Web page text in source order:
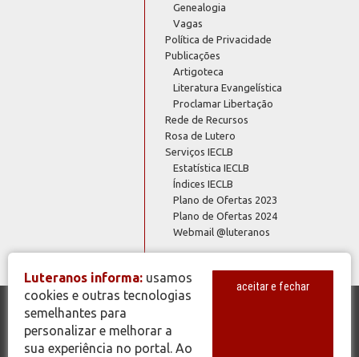
Genealogia
Vagas
Política de Privacidade
Publicações
Artigoteca
Literatura Evangelística
Proclamar Libertação
Rede de Recursos
Rosa de Lutero
Serviços IECLB
Estatística IECLB
Índices IECLB
Plano de Ofertas 2023
Plano de Ofertas 2024
Webmail @luteranos
© Copyright 2026 - Todos os Direitos Reservados - IECLB - Igreja
Evangélica de Confissão Luterana no Brasil - Portal Luteranos -
www.luteranos.com.br
Luteranos informa: usamos
cookies e outras tecnologias
semelhantes para
personalizar e melhorar a
sua experiência no portal. Ao
aceitar e fechar